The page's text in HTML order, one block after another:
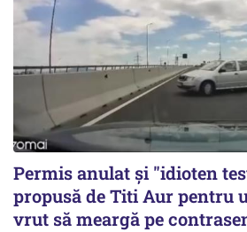
Permis anulat şi "idioten
propusă de Titi Aur pentru
vrut să meargă pe